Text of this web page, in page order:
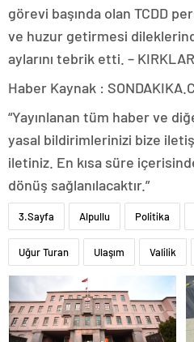
görevi başında olan TCDD
ve huzur getirmesi
aylarını tebrik etti. –
Haber Kaynak :
“Yayınlanan tüm haber ve
yasal bildirimlerinizi bize
iletiniz. En kısa süre
dönüş sağlanılacaktır.”
3.Sayfa Alpullu Politika
Uğur Turan Ulaşım Valilik